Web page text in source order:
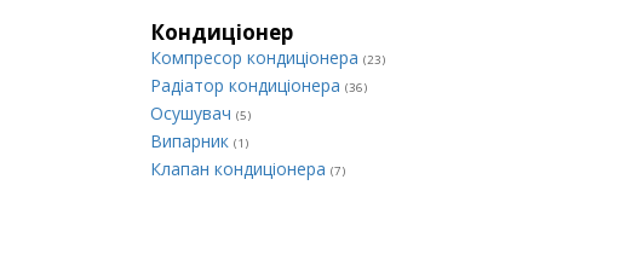
Кондиціонер
Компресор кондиціонера (23)
Радіатор кондиціонера (36)
Осушувач (5)
Випарник (1)
Клапан кондиціонера (7)